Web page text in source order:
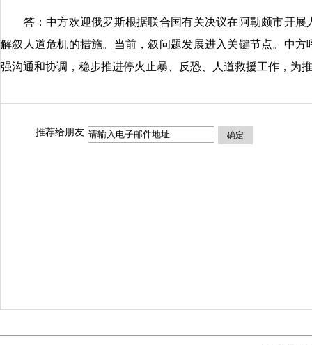
答：中方欢迎俄罗斯根据联合国有关决议在阿勒颇市开展
解叙人道危机的措施。当前，叙问题发展进入关键节点。中
强沟通和协调，稳步推进停火止暴、反恐、人道救援工作，为
推荐给朋友 确定